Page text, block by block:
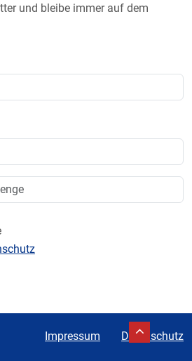
und bleibe immer auf dem
Impressum Datenschutz